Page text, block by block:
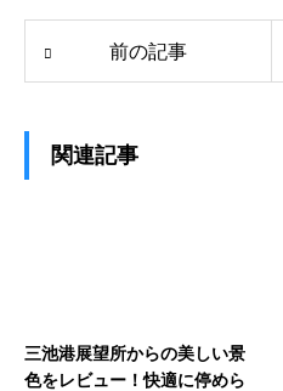
前の記事
関連記事
三池港展望所からの美しい景
色をレビュー！快適に停めら